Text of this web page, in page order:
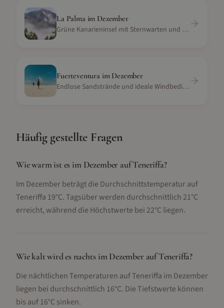
La Palma im Dezember
Grüne Kanarieninsel mit Sternwarten und Vulkanlandschaft
Fuerteventura im Dezember
Endlose Sandstrände und ideale Windbedingungen
Häufig gestellte Fragen
Wie warm ist es im Dezember auf Teneriffa?
Im Dezember beträgt die Durchschnittstemperatur auf
Teneriffa 19°C. Tagsüber werden durchschnittlich 21°C
erreicht, während die Höchstwerte bei 22°C liegen.
Wie kalt wird es nachts im Dezember auf Teneriffa?
Die nächtlichen Temperaturen auf Teneriffa im Dezember
liegen bei durchschnittlich 16°C. Die Tiefstwerte können
bis auf 16°C sinken.